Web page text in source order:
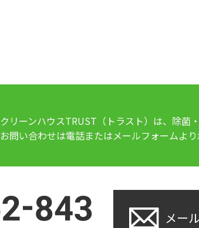
クリーンハウスTRUST（トラスト）は、除菌
お問い合わせは電話またはメールフォームより
メー